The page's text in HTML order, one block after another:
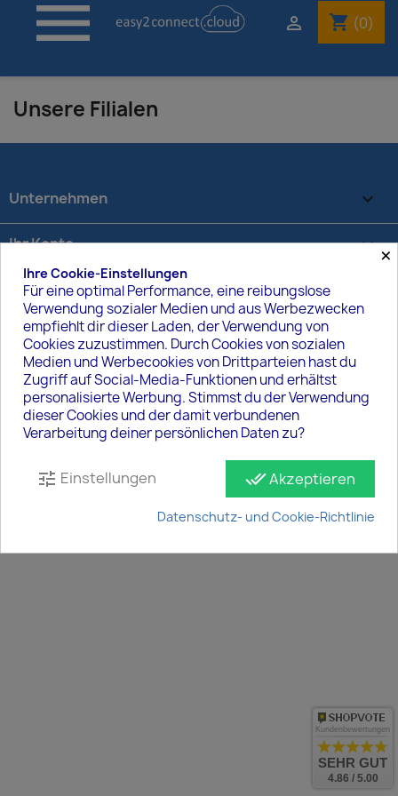
 shopping_cart (0)

Unsere Filialen
Unternehmen 
Ihr Konto 
Kontaktdaten
VOM VERTRAG ZURÜCKTRETEN
Widerrufsstatus verfolgen
© 2026 - online-shop von PrestaShop™
Kundenbewertungen
SEHR GUT
4.86 / 5.00
×
Ihre Cookie-Einstellungen
Für eine optimal Performance, eine reibungslose
Verwendung sozialer Medien und aus Werbezwecken
empfiehlt dir dieser Laden, der Verwendung von
Cookies zuzustimmen. Durch Cookies von sozialen
Medien und Werbecookies von Drittparteien hast du
Zugriff auf Social-Media-Funktionen und erhältst
personalisierte Werbung. Stimmst du der Verwendung
dieser Cookies und der damit verbundenen
Verarbeitung deiner persönlichen Daten zu?
done_allAkzeptieren
tune Einstellungen
Datenschutz- und Cookie-Richtlinie